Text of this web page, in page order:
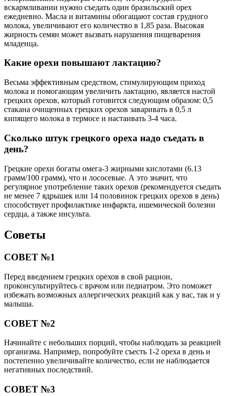
вскармливании нужно съедать один бразильский орех
ежедневно. Масла и витамины обогащают состав грудного
молока, увеличивают его количество в 1,85 раза. Высокая
жирность семян может вызвать нарушения пищеварения
младенца.
Какие орехи повышают лактацию?
Весьма эффективным средством, стимулирующим приход
молока и помогающим увеличить лактацию, является настой
грецких орехов, который готовится следующим образом: 0,5
стакана очищенных грецких орехов заваривать в 0,5 л
кипящего молока в термосе и настаивать 3-4 часа.
Сколько штук грецкого ореха надо съедать в
день?
Грецкие орехи богаты омега-3 жирными кислотами (6.13
грамм/100 грамм), что и лососевые. А это значит, что
регулярное употребление таких орехов (рекомендуется съедать
не менее 7 ядрышек или 14 половинок грецких орехов в день)
способствует профилактике инфаркта, ишемической болезни
сердца, а также инсульта.
Советы
СОВЕТ №1
Перед введением грецких орехов в свой рацион,
проконсультируйтесь с врачом или педиатром. Это поможет
избежать возможных аллергических реакций как у вас, так и у
малыша.
СОВЕТ №2
Начинайте с небольших порций, чтобы наблюдать за реакцией
организма. Например, попробуйте съесть 1-2 ореха в день и
постепенно увеличивайте количество, если не наблюдается
негативных последствий.
СОВЕТ №3